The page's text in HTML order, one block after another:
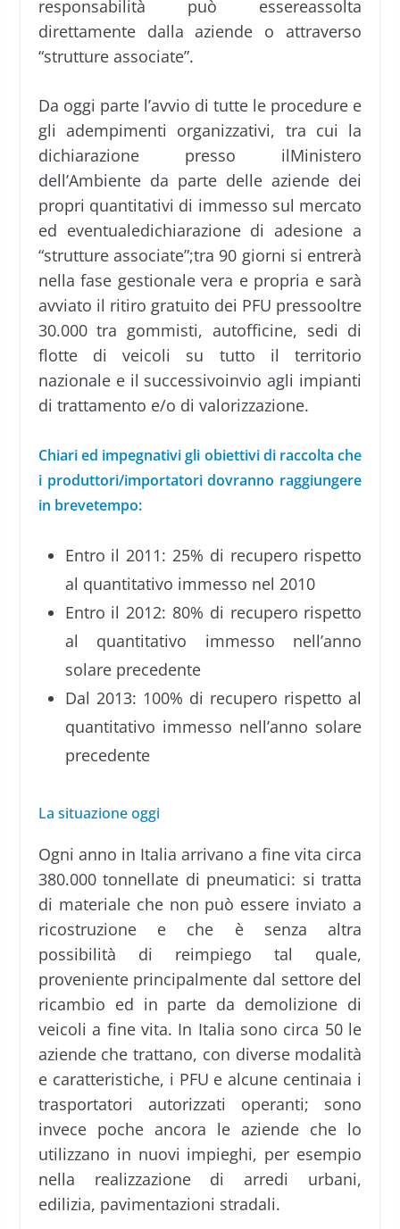
responsabilità può essereassolta
direttamente dalla aziende o attraverso
“strutture associate”.
Da oggi parte l’avvio di tutte le procedure e
gli adempimenti organizzativi, tra cui la
dichiarazione presso ilMinistero
dell’Ambiente da parte delle aziende dei
propri quantitativi di immesso sul mercato
ed eventualedichiarazione di adesione a
“strutture associate”;tra 90 giorni si entrerà
nella fase gestionale vera e propria e sarà
avviato il ritiro gratuito dei PFU pressooltre
30.000 tra gommisti, autofficine, sedi di
flotte di veicoli su tutto il territorio
nazionale e il successivoinvio agli impianti
di trattamento e/o di valorizzazione.
Chiari ed impegnativi gli obiettivi di raccolta che
i produttori/importatori dovranno raggiungere
in brevetempo:
Entro il 2011: 25% di recupero rispetto
al quantitativo immesso nel 2010
Entro il 2012: 80% di recupero rispetto
al quantitativo immesso nell’anno
solare precedente
Dal 2013: 100% di recupero rispetto al
quantitativo immesso nell’anno solare
precedente
La situazione oggi
Ogni anno in Italia arrivano a fine vita circa
380.000 tonnellate di pneumatici: si tratta
di materiale che non può essere inviato a
ricostruzione e che è senza altra
possibilità di reimpiego tal quale,
proveniente principalmente dal settore del
ricambio ed in parte da demolizione di
veicoli a fine vita. In Italia sono circa 50 le
aziende che trattano, con diverse modalità
e caratteristiche, i PFU e alcune centinaia i
trasportatori autorizzati operanti; sono
invece poche ancora le aziende che lo
utilizzano in nuovi impieghi, per esempio
nella realizzazione di arredi urbani,
edilizia, pavimentazioni stradali.